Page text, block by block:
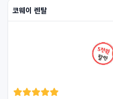
코웨이 렌탈